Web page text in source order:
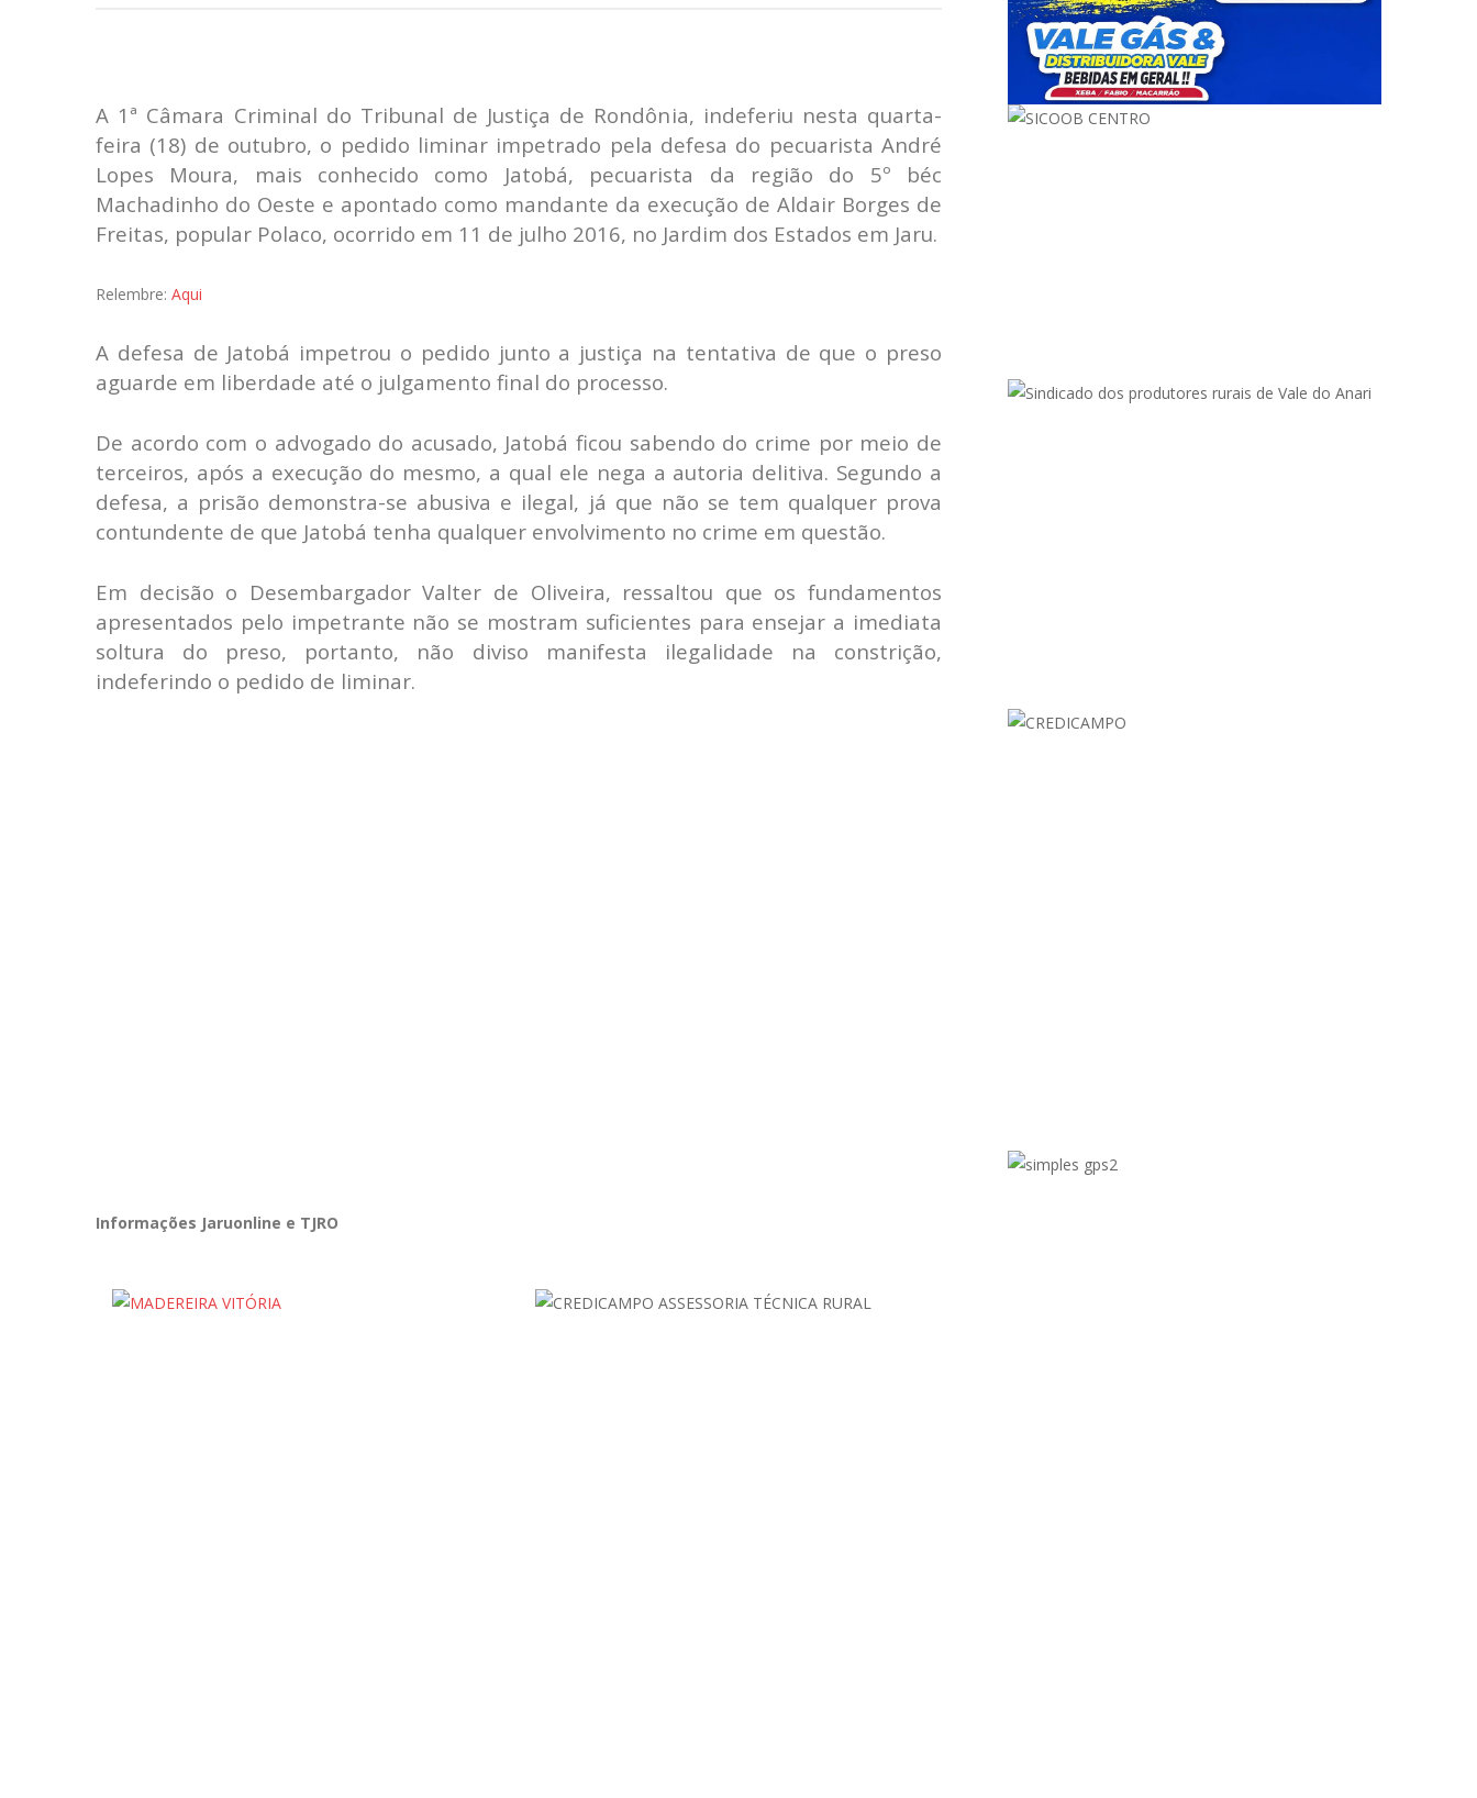
A 1ª Câmara Criminal do Tribunal de Justiça de Rondônia, indeferiu nesta quarta-
feira (18) de outubro, o pedido liminar impetrado pela defesa do pecuarista André
Lopes Moura, mais conhecido como Jatobá, pecuarista da região do 5º béc
Machadinho do Oeste e apontado como mandante da execução de Aldair Borges de
Freitas, popular Polaco, ocorrido em 11 de julho 2016, no Jardim dos Estados em Jaru.
Relembre: Aqui
A defesa de Jatobá impetrou o pedido junto a justiça na tentativa de que o preso
aguarde em liberdade até o julgamento final do processo.
De acordo com o advogado do acusado, Jatobá ficou sabendo do crime por meio de
terceiros, após a execução do mesmo, a qual ele nega a autoria delitiva. Segundo a
defesa, a prisão demonstra-se abusiva e ilegal, já que não se tem qualquer prova
contundente de que Jatobá tenha qualquer envolvimento no crime em questão.
Em decisão o Desembargador Valter de Oliveira, ressaltou que os fundamentos
apresentados pelo impetrante não se mostram suficientes para ensejar a imediata
soltura do preso, portanto, não diviso manifesta ilegalidade na constrição,
indeferindo o pedido de liminar.
Informações Jaruonline e TJRO